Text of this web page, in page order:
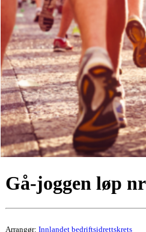
Gå-joggen løp
Arrangør: Innlandet bedriftsidrettskrets